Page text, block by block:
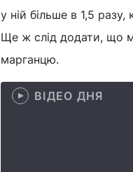
у ній більше в 1,5
Ще ж слід додати, що
марганцю.
ВІДЕО ДНЯ